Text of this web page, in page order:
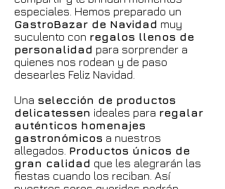
especiales. Hemos preparado un
GastroBazar de Navidad muy
suculento con regalos llenos de
personalidad para sorprender a
quienes nos rodean y de paso
desearles Feliz Navidad.
Una selección de productos
delicatessen ideales para regalar
auténticos homenajes
gastronómicos a nuestros
allegados. Productos únicos de
gran calidad que les alegrarán las
fiestas cuando los reciban. Así